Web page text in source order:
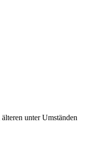
unter Umständen